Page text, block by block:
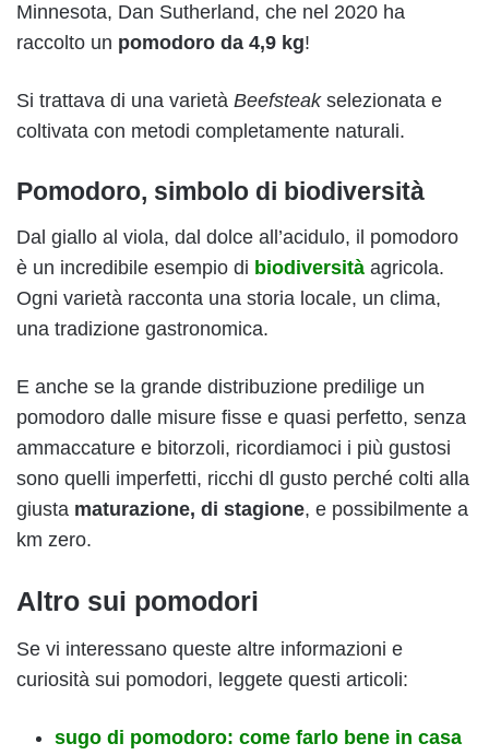
Minnesota, Dan Sutherland, che nel 2020 ha
raccolto un pomodoro da 4,9 kg!
Si trattava di una varietà Beefsteakselezionata e
coltivata con metodi completamente naturali.
Pomodoro, simbolo di biodiversità
Dal giallo al viola, dal dolce all’acidulo, il pomodoro
è un incredibile esempio di biodiversità agricola.
Ogni varietà racconta una storia locale, un clima,
una tradizione gastronomica.
E anche se la grande distribuzione predilige un
pomodoro dalle misure fisse e quasi perfetto, senza
ammaccature e bitorzoli, ricordiamoci i più gustosi
sono quelli imperfetti, ricchi dl gusto perché colti alla
giusta maturazione, di stagione, e possibilmente a
km zero.
Altro sui pomodori
Se vi interessano queste altre informazioni e
curiosità sui pomodori, leggete questi articoli:
sugo di pomodoro: come farlo bene in casa